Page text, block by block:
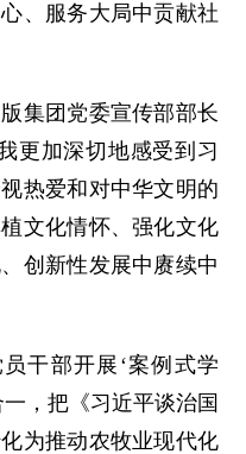
、服务大局中贡献社
团党委宣传部部长
更加深切地感受到习
热爱和对中华文明的
文化情怀、强化文化
创新性发展中赓续中
干部开展‘案例式学
，把《习近平谈治国
为推动农牧业现代化